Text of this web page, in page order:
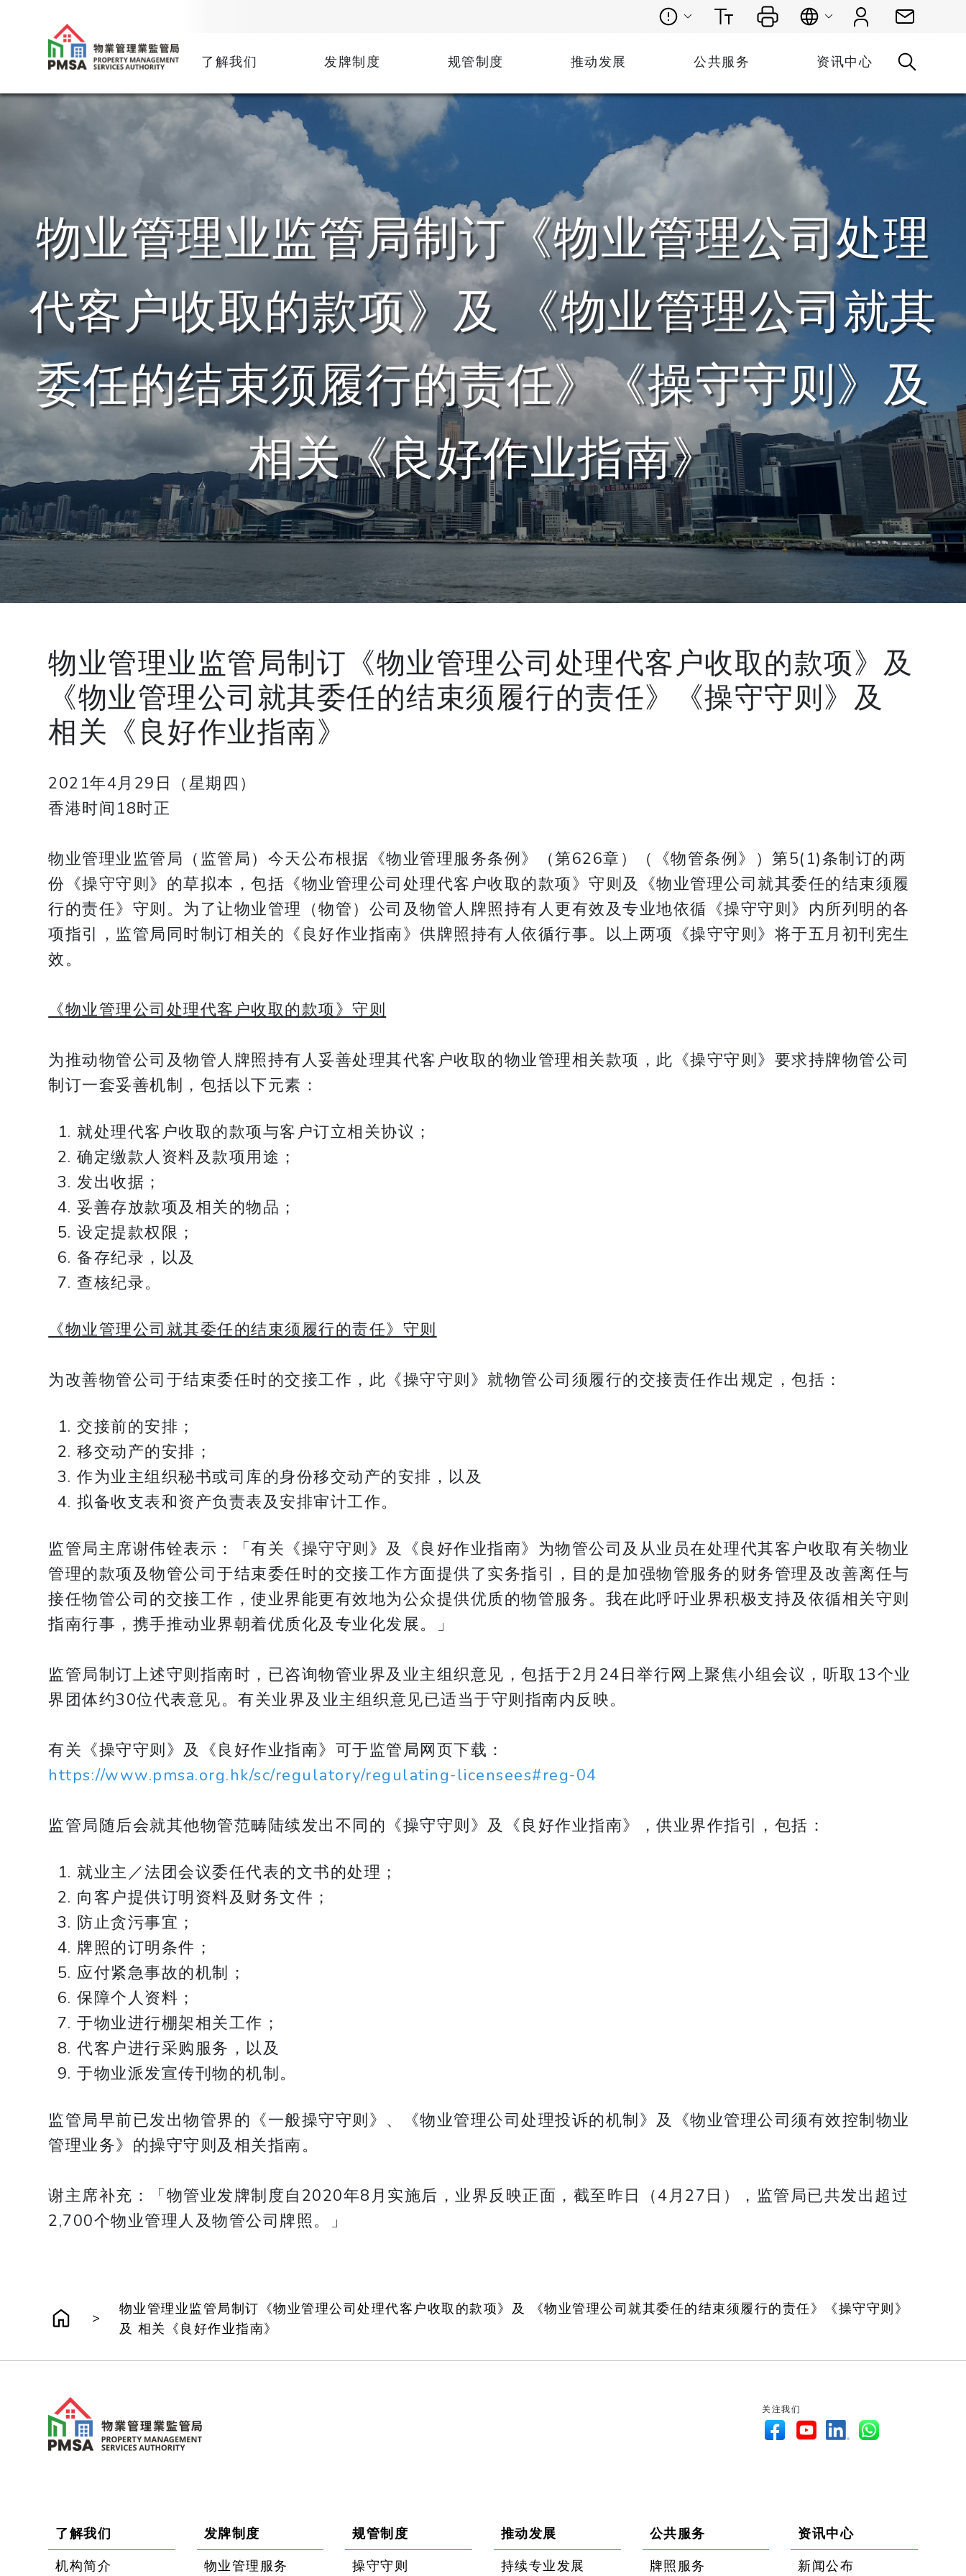
了解我们 发牌制度 规管制度 推动发展 公共服务 资讯中心
物业管理业监管局制订《物业管理公司处理
代客户收取的款项》及 《物业管理公司就其
委任的结束须履行的责任》《操守守则》及
相关《良好作业指南》
物业管理业监管局制订《物业管理公司处理代客户收取的款项》及
《物业管理公司就其委任的结束须履行的责任》《操守守则》及
相关《良好作业指南》
2021年4月29日（星期四）
香港时间18时正
物业管理业监管局（监管局）今天公布根据《物业管理服务条例》（第626章）（《物管条例》）第5(1)条制订的两
份《操守守则》的草拟本，包括《物业管理公司处理代客户收取的款项》守则及《物业管理公司就其委任的结束须履
行的责任》守则。为了让物业管理（物管）公司及物管人牌照持有人更有效及专业地依循《操守守则》内所列明的各
项指引，监管局同时制订相关的《良好作业指南》供牌照持有人依循行事。以上两项《操守守则》将于五月初刊宪生
效。
《物业管理公司处理代客户收取的款项》守则
为推动物管公司及物管人牌照持有人妥善处理其代客户收取的物业管理相关款项，此《操守守则》要求持牌物管公司
制订一套妥善机制，包括以下元素：
就处理代客户收取的款项与客户订立相关协议；
确定缴款人资料及款项用途；
发出收据；
妥善存放款项及相关的物品；
设定提款权限；
备存纪录，以及
查核纪录。
《物业管理公司就其委任的结束须履行的责任》守则
为改善物管公司于结束委任时的交接工作，此《操守守则》就物管公司须履行的交接责任作出规定，包括：
交接前的安排；
移交动产的安排；
作为业主组织秘书或司库的身份移交动产的安排，以及
拟备收支表和资产负责表及安排审计工作。
监管局主席谢伟铨表示：「有关《操守守则》及《良好作业指南》为物管公司及从业员在处理代其客户收取有关物业
管理的款项及物管公司于结束委任时的交接工作方面提供了实务指引，目的是加强物管服务的财务管理及改善离任与
接任物管公司的交接工作，使业界能更有效地为公众提供优质的物管服务。我在此呼吁业界积极支持及依循相关守则
指南行事，携手推动业界朝着优质化及专业化发展。」
监管局制订上述守则指南时，已咨询物管业界及业主组织意见，包括于2月24日举行网上聚焦小组会议，听取13个业
界团体约30位代表意见。有关业界及业主组织意见已适当于守则指南内反映。
有关《操守守则》及《良好作业指南》可于监管局网页下载：
https://www.pmsa.org.hk/sc/regulatory/regulating-licensees#reg-04
监管局随后会就其他物管范畴陆续发出不同的《操守守则》及《良好作业指南》，供业界作指引，包括：
就业主／法团会议委任代表的文书的处理；
向客户提供订明资料及财务文件；
防止贪污事宜；
牌照的订明条件；
应付紧急事故的机制；
保障个人资料；
于物业进行棚架相关工作；
代客户进行采购服务，以及
于物业派发宣传刊物的机制。
监管局早前已发出物管界的《一般操守守则》、《物业管理公司处理投诉的机制》及《物业管理公司须有效控制物业
管理业务》的操守守则及相关指南。
谢主席补充：「物管业发牌制度自2020年8月实施后，业界反映正面，截至昨日（4月27日），监管局已共发出超过
2,700个物业管理人及物管公司牌照。」
>
物业管理业监管局制订《物业管理公司处理代客户收取的款项》及 《物业管理公司就其委任的结束须履行的责任》《操守守则》
及 相关《良好作业指南》
关注我们
了解我们
机构简介
发牌制度
物业管理服务
规管制度
操守守则
推动发展
持续专业发展
公共服务
牌照服务
资讯中心
新闻公布